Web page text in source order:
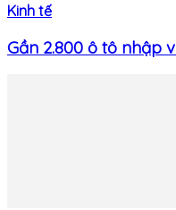
Kinh tế
Gần 2.800 ô tô nhập